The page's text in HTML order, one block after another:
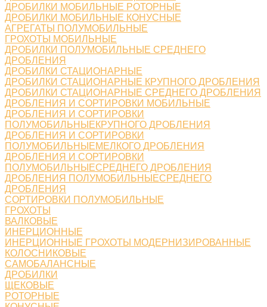
ДРОБИЛКИ МОБИЛЬНЫЕ РОТОРНЫЕ
ДРОБИЛКИ МОБИЛЬНЫЕ КОНУСНЫЕ
АГРЕГАТЫ ПОЛУМОБИЛЬНЫЕ
ГРОХОТЫ МОБИЛЬНЫЕ
ДРОБИЛКИ ПОЛУМОБИЛЬНЫЕ СРЕДНЕГО
ДРОБЛЕНИЯ
ДРОБИЛКИ СТАЦИОНАРНЫЕ
ДРОБИЛКИ СТАЦИОНАРНЫЕ КРУПНОГО ДРОБЛЕНИЯ
ДРОБИЛКИ СТАЦИОНАРНЫЕ СРЕДНЕГО ДРОБЛЕНИЯ
ДРОБЛЕНИЯ И СОРТИРОВКИ МОБИЛЬНЫЕ
ДРОБЛЕНИЯ И СОРТИРОВКИ
ПОЛУМОБИЛЬНЫЕКРУПНОГО ДРОБЛЕНИЯ
ДРОБЛЕНИЯ И СОРТИРОВКИ
ПОЛУМОБИЛЬНЫЕМЕЛКОГО ДРОБЛЕНИЯ
ДРОБЛЕНИЯ И СОРТИРОВКИ
ПОЛУМОБИЛЬНЫЕСРЕДНЕГО ДРОБЛЕНИЯ
ДРОБЛЕНИЯ ПОЛУМОБИЛЬНЫЕСРЕДНЕГО
ДРОБЛЕНИЯ
СОРТИРОВКИ ПОЛУМОБИЛЬНЫЕ
ГРОХОТЫ
ВАЛКОВЫЕ
ИНЕРЦИОННЫЕ
ИНЕРЦИОННЫЕ ГРОХОТЫ МОДЕРНИЗИРОВАННЫЕ
КОЛОСНИКОВЫЕ
САМОБАЛАНСНЫЕ
ДРОБИЛКИ
ЩЕКОВЫЕ
РОТОРНЫЕ